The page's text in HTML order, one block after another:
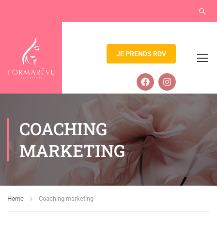
JE PRENDS RDV
COACHING
MARKETING
Home Coaching marketing